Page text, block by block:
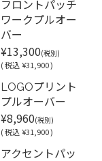
フロントパッチ
ワークプルオー
バー
¥13,300(税別)
(税込 ¥31,900 )
LOGOプリント
プルオーバー
¥8,960(税別)
(税込 ¥31,900 )
アクセントパッ